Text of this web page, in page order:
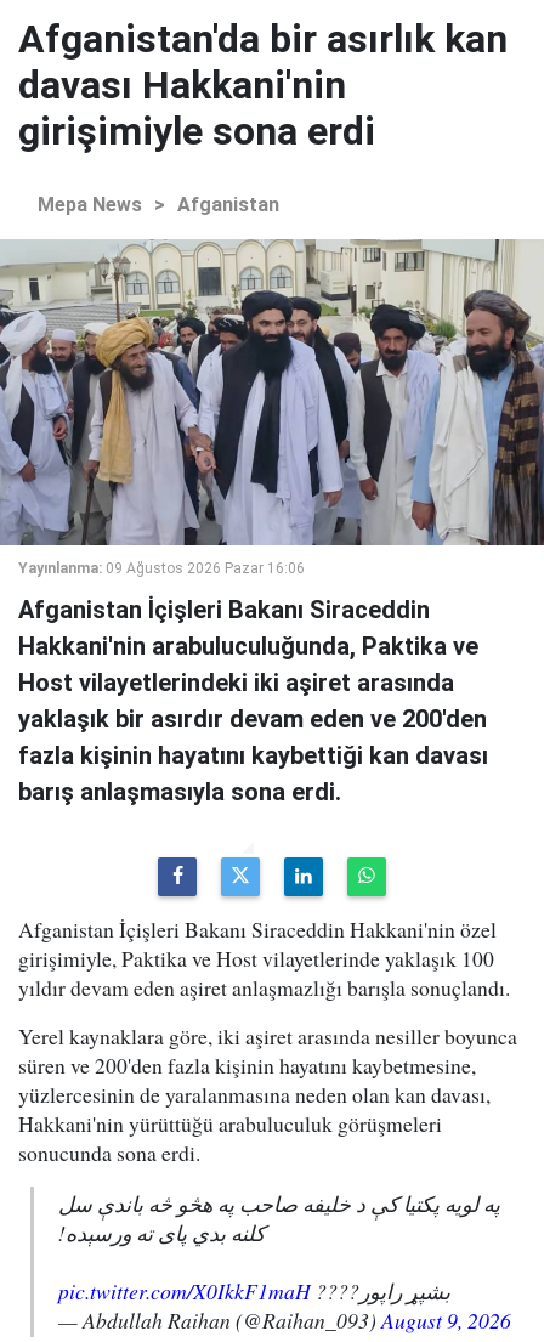
Afganistan'da bir asırlık kan
davası Hakkani'nin
girişimiyle sona erdi
Mepa News > Afganistan
Yayınlanma: 09 Ağustos 2026 Pazar 16:06
Afganistan İçişleri Bakanı Siraceddin
Hakkani'nin arabuluculuğunda, Paktika ve
Host vilayetlerindeki iki aşiret arasında
yaklaşık bir asırdır devam eden ve 200'den
fazla kişinin hayatını kaybettiği kan davası
barış anlaşmasıyla sona erdi.
Afganistan İçişleri Bakanı Siraceddin Hakkani'nin özel
girişimiyle, Paktika ve Host vilayetlerinde yaklaşık 100
yıldır devam eden aşiret anlaşmazlığı barışla sonuçlandı.
Yerel kaynaklara göre, iki aşiret arasında nesiller boyunca
süren ve 200'den fazla kişinin hayatını kaybetmesine,
yüzlercesinin de yaralanmasına neden olan kan davası,
Hakkani'nin yürüttüğü arabuluculuk görüşmeleri
sonucunda sona erdi.
په لویه پکتیا کې د خلیفه صاحب په هڅو څه باندې سل
کلنه بدي پای ته ورسېده!
بشپړ راپور????pic.twitter.com/X0IkkF1maH
— Abdullah Raihan (@Raihan_093)August 9, 2026